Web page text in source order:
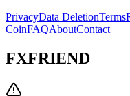
PrivacyData DeletionTerms
CoinFAQAboutContact
FXFRIEND